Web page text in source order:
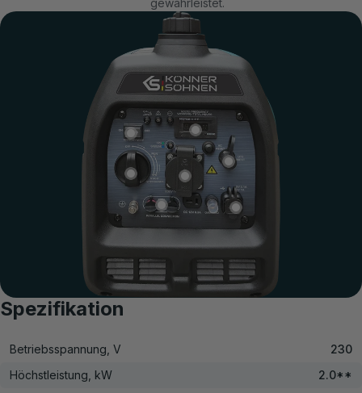
gewährleistet.
Spezifikation
Betriebsspannung, V
230
Höchstleistung, kW
2.0**